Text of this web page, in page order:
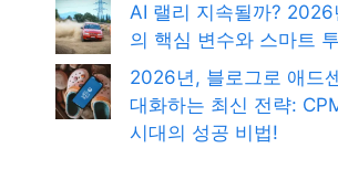
AI 랠리 지속될까? 2026
의 핵심 변수와 스마트
2026년, 블로그로 애드
대화하는 최신 전략:
시대의 성공 비법!